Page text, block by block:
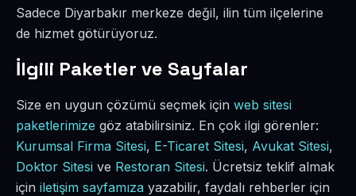
Sadece Diyarbakır merkeze değil, ilin tüm ilçelerine
de hizmet götürüyoruz.
İlgili Paketler ve Sayfalar
Size en uygun çözümü seçmek için web sitesi
paketlerimize göz atabilirsiniz. En çok ilgi görenler:
Kurumsal Firma Sitesi, E-Ticaret Sitesi, Avukat Sitesi,
Doktor Sitesi ve Restoran Sitesi. Ücretsiz teklif almak
için iletişim sayfamıza yazabilir, faydalı rehberler için